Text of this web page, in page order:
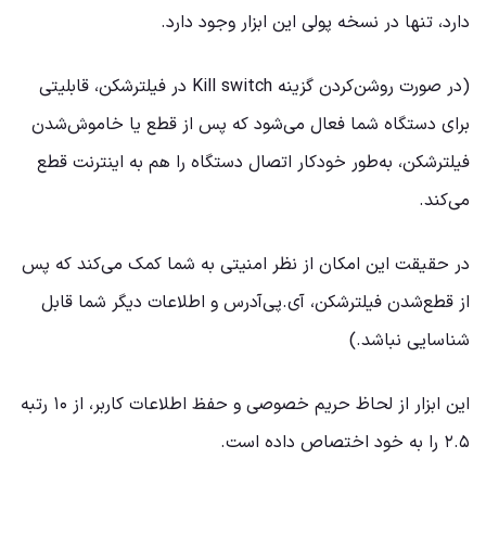
دارد، تنها در نسخه پولی این ابزار وجود دارد.
(در صورت روشن‌کردن گزینه Kill switch در فیلترشکن، قابلیتی
برای دستگاه شما فعال می‌شود که پس از قطع یا خاموش‌شدن
فیلترشکن، به‌طور خودکار اتصال دستگاه را هم به اینترنت قطع
می‌کند.
در حقیقت این امکان از نظر امنیتی به شما کمک می‌کند که پس
از قطع‌شدن فیلترشکن، آی‌.پی‌آدرس و اطلاعات دیگر شما قابل
شناسایی نباشد.)
این ابزار از لحاظ حریم خصوصی و حفظ اطلاعات کاربر، از ۱۰ رتبه
۲.۵ را به خود اختصاص داده است.